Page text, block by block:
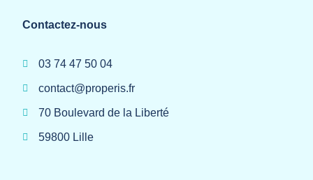
Contactez-nous
03 74 47 50 04
contact@properis.fr
70 Boulevard de la Liberté
59800 Lille